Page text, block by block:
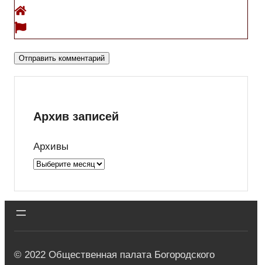
Архив записей
Архивы
© 2022 Общественная палата Богородского